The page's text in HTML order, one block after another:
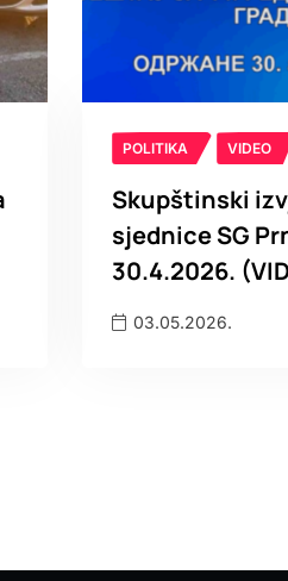
POLITIKA VIDEO
Skupštinski
sjednice SG
30.4.2026.
03.05.2026.